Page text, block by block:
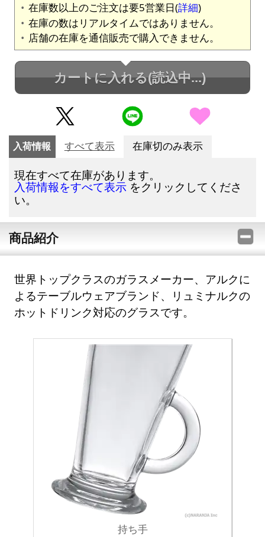
在庫数以上のご注文は要5営業日(詳細)
在庫の数はリアルタイムではありません。
店舗の在庫を通信販売で購入できません。
カートに入れる(読込中...)
入荷情報 すべて表示 在庫切のみ表示
現在すべて在庫があります。
入荷情報をすべて表示 をクリックしてくださ
い。
商品紹介
世界トップクラスのガラスメーカー、アルクに
よるテーブルウェアブランド、リュミナルクの
ホットドリンク対応のグラスです。
持ち手